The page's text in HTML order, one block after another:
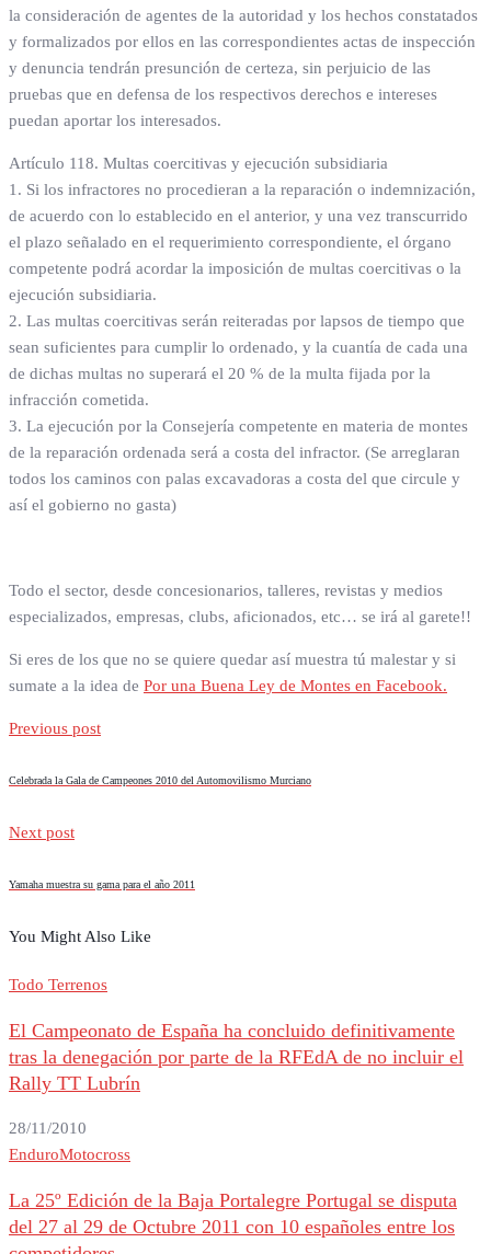
la consideración de agentes de la autoridad y los hechos constatados
y formalizados por ellos en las correspondientes actas de inspección
y denuncia tendrán presunción de certeza, sin perjuicio de las
pruebas que en defensa de los respectivos derechos e intereses
puedan aportar los interesados.
Artículo 118. Multas coercitivas y ejecución subsidiaria
1. Si los infractores no procedieran a la reparación o indemnización,
de acuerdo con lo establecido en el anterior, y una vez transcurrido
el plazo señalado en el requerimiento correspondiente, el órgano
competente podrá acordar la imposición de multas coercitivas o la
ejecución subsidiaria.
2. Las multas coercitivas serán reiteradas por lapsos de tiempo que
sean suficientes para cumplir lo ordenado, y la cuantía de cada una
de dichas multas no superará el 20 % de la multa fijada por la
infracción cometida.
3. La ejecución por la Consejería competente en materia de montes
de la reparación ordenada será a costa del infractor. (Se arreglaran
todos los caminos con palas excavadoras a costa del que circule y
así el gobierno no gasta)
Todo el sector, desde concesionarios, talleres, revistas y medios
especializados, empresas, clubs, aficionados, etc… se irá al garete!!
Si eres de los que no se quiere quedar así muestra tú malestar y si
sumate a la idea de Por una Buena Ley de Montes en Facebook.
Previous post
Celebrada la Gala de Campeones 2010 del Automovilismo Murciano
Next post
Yamaha muestra su gama para el año 2011
You Might Also Like
Todo Terrenos
El Campeonato de España ha concluido definitivamente
tras la denegación por parte de la RFEdA de no incluir el
Rally TT Lubrín
28/11/2010
EnduroMotocross
La 25º Edición de la Baja Portalegre Portugal se disputa
del 27 al 29 de Octubre 2011 con 10 españoles entre los